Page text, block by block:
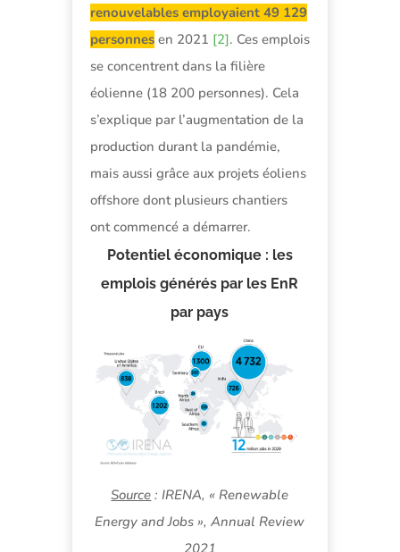
renouvelables employaient 49 129
personnesen 2021 [2]. Ces emplois
se concentrent dans la filière
éolienne (18 200 personnes). Cela
s’explique par l’augmentation de la
production durant la pandémie,
mais aussi grâce aux projets éoliens
offshore dont plusieurs chantiers
ont commencé a démarrer.
Potentiel économique : les
emplois générés par les EnR
par pays
Source : IRENA, « Renewable
Energy and Jobs », Annual Review